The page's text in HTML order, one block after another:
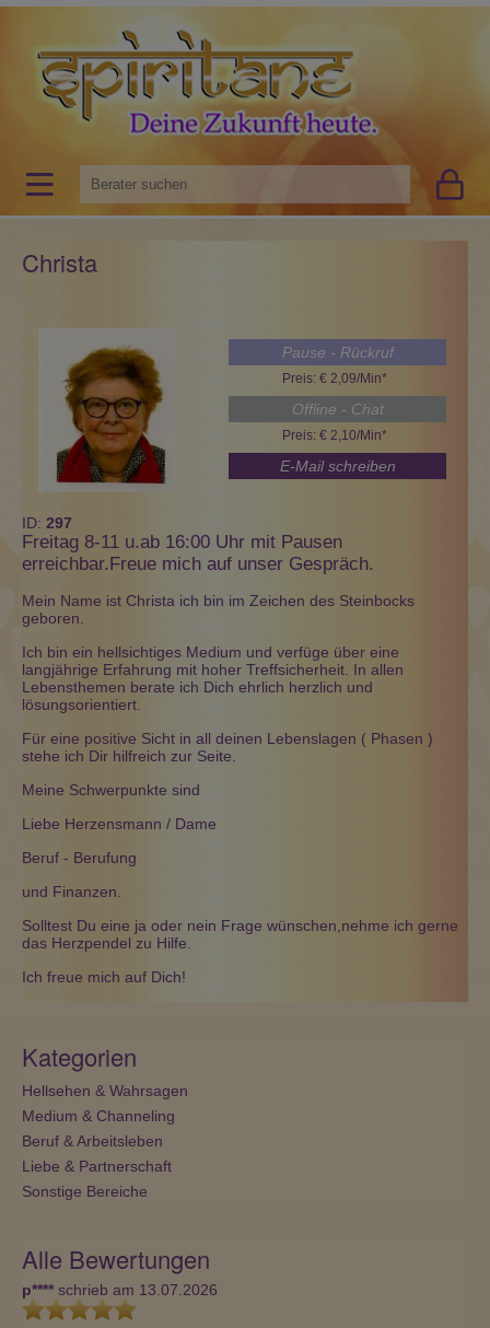
Christa
Pause - Rückruf
Preis: € 2,09/Min*
Offline - Chat
Preis: € 2,10/Min*
E-Mail schreiben
ID: 297
Freitag 8-11 u.ab 16:00 Uhr mit Pausen
erreichbar.Freue mich auf unser Gespräch.
Mein Name ist Christa ich bin im Zeichen des Steinbocks
geboren.
Ich bin ein hellsichtiges Medium und verfüge über eine
langjährige Erfahrung mit hoher Treffsicherheit. In allen
Lebensthemen berate ich Dich ehrlich herzlich und
lösungsorientiert.
Für eine positive Sicht in all deinen Lebenslagen ( Phasen )
stehe ich Dir hilfreich zur Seite.
Meine Schwerpunkte sind
Liebe Herzensmann / Dame
Beruf - Berufung
und Finanzen.
Solltest Du eine ja oder nein Frage wünschen,nehme ich gerne
das Herzpendel zu Hilfe.
Ich freue mich auf Dich!
Kategorien
Hellsehen & Wahrsagen
Medium & Channeling
Beruf & Arbeitsleben
Liebe & Partnerschaft
Sonstige Bereiche
Alle Bewertungen
p**** schrieb am 13.07.2026